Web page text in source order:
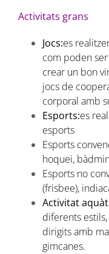
Activitats grans
Jocs:es
com poden
crear un bon
jocs de
corporal amb
Esports:es
esports
Esports
hoquei,
Esports no
(frisbee),
Activitat
diferents
dirigits amb
gimcanes.